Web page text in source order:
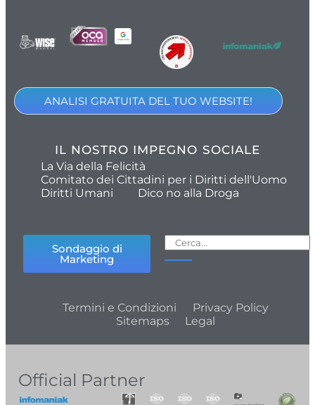
ANALISI GRATUITA DEL TUO WEBSITE!
IL NOSTRO IMPEGNO SOCIALE
La Via della Felicità
Comitato dei Cittadini per i Diritti dell'Uomo
Diritti Umani
Dico no alla Droga
Sondaggio di
Marketing
Termini e Condizioni
Privacy Policy
Sitemaps
Legal
Official Partner